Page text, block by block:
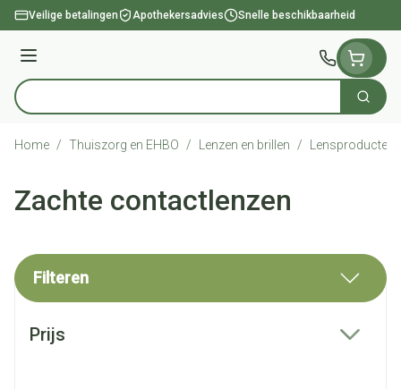
Ga naar de inhoud
Veilige betalingen Apothekersadvies Snelle beschikbaarheid
Menu
Product, merk, categorie... Zoek
Home / Thuiszorg en EHBO / Lenzen en brillen / Lensproducten
Zachte contactlenzen
Filteren
Prijs